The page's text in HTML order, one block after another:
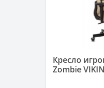
Кресло
Zombie